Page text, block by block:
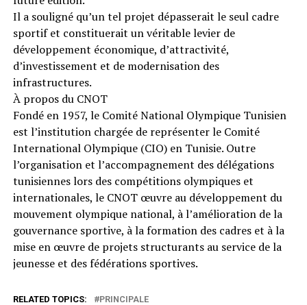
Il a souligné qu’un tel projet dépasserait le seul cadre
sportif et constituerait un véritable levier de
développement économique, d’attractivité,
d’investissement et de modernisation des
infrastructures.
À propos du CNOT
Fondé en 1957, le Comité National Olympique Tunisien
est l’institution chargée de représenter le Comité
International Olympique (CIO) en Tunisie. Outre
l’organisation et l’accompagnement des délégations
tunisiennes lors des compétitions olympiques et
internationales, le CNOT œuvre au développement du
mouvement olympique national, à l’amélioration de la
gouvernance sportive, à la formation des cadres et à la
mise en œuvre de projets structurants au service de la
jeunesse et des fédérations sportives.
RELATED TOPICS: PRINCIPALE